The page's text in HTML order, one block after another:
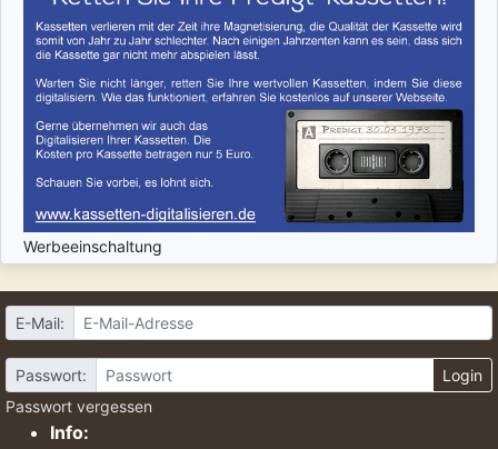
Werbeeinschaltung
E-Mail:
Passwort:
Login
Passwort vergessen
Info: